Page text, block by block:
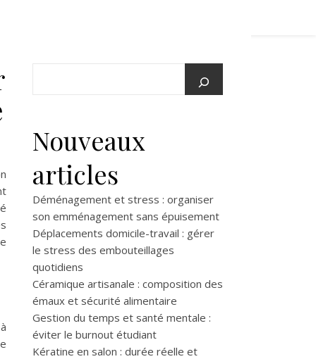
Nouveaux
articles
Déménagement et stress : organiser
son emménagement sans épuisement
Déplacements domicile-travail : gérer
le stress des embouteillages
quotidiens
Céramique artisanale : composition des
émaux et sécurité alimentaire
Gestion du temps et santé mentale :
éviter le burnout étudiant
Kératine en salon : durée réelle et